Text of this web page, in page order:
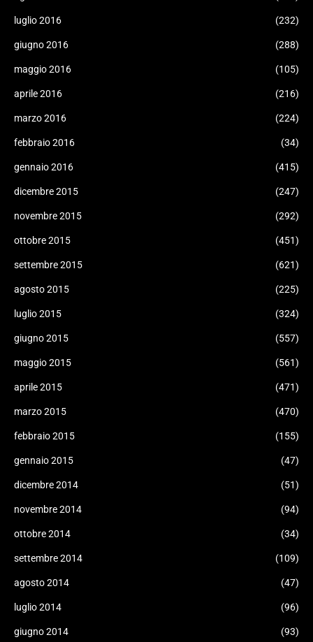
luglio 2016 (232)
giugno 2016 (288)
maggio 2016 (105)
aprile 2016 (216)
marzo 2016 (224)
febbraio 2016 (34)
gennaio 2016 (415)
dicembre 2015 (247)
novembre 2015 (292)
ottobre 2015 (451)
settembre 2015 (621)
agosto 2015 (225)
luglio 2015 (324)
giugno 2015 (557)
maggio 2015 (561)
aprile 2015 (471)
marzo 2015 (470)
febbraio 2015 (155)
gennaio 2015 (47)
dicembre 2014 (51)
novembre 2014 (94)
ottobre 2014 (34)
settembre 2014 (109)
agosto 2014 (47)
luglio 2014 (96)
giugno 2014 (93)